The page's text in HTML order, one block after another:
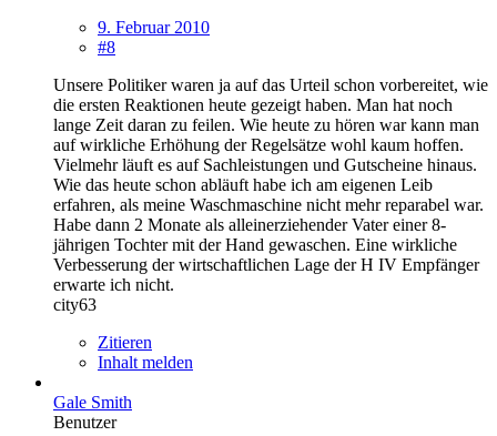
9. Februar 2010
#8
Unsere Politiker waren ja auf das Urteil schon vorbereitet, wie
die ersten Reaktionen heute gezeigt haben. Man hat noch
lange Zeit daran zu feilen. Wie heute zu hören war kann man
auf wirkliche Erhöhung der Regelsätze wohl kaum hoffen.
Vielmehr läuft es auf Sachleistungen und Gutscheine hinaus.
Wie das heute schon abläuft habe ich am eigenen Leib
erfahren, als meine Waschmaschine nicht mehr reparabel war.
Habe dann 2 Monate als alleinerziehender Vater einer 8-
jährigen Tochter mit der Hand gewaschen. Eine wirkliche
Verbesserung der wirtschaftlichen Lage der H IV Empfänger
erwarte ich nicht.
city63
Zitieren
Inhalt melden
Gale Smith
Benutzer